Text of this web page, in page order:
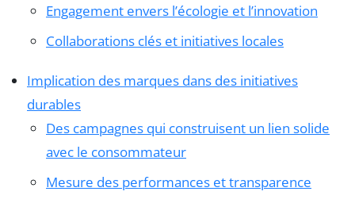
Engagement envers l’écologie et l’innovation
Collaborations clés et initiatives locales
Implication des marques dans des initiatives
durables
Des campagnes qui construisent un lien solide
avec le consommateur
Mesure des performances et transparence